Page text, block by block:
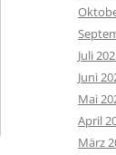
Juli
Juni
Mai
April
März